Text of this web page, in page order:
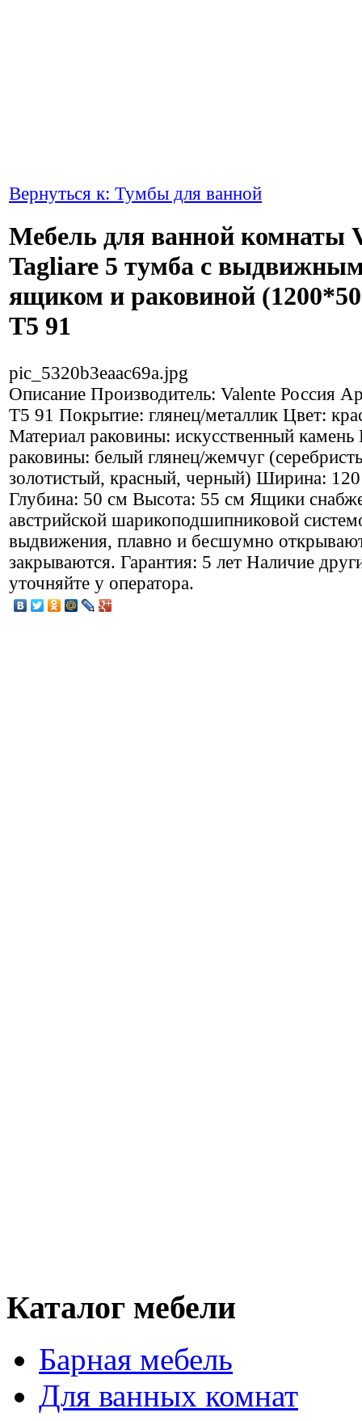
Вернуться к: Тумбы для ванной
Мебель для ванной комнаты
Tagliare 5 тумба с
ящиком и раковиной
Т5 91
pic_5320b3eaac69a.jpg
Описание Производитель: Valente Россия
Т5 91 Покрытие: глянец/металлик Цвет:
Материал раковины: искусственный камень
раковины: белый глянец/жемчуг
золотистый, красный, черный) Ширина:
Глубина: 50 см Высота: 55 см Ящики
австрийской шарикоподшипниковой
выдвижения, плавно и бесшумно
закрываются. Гарантия: 5 лет Наличие
уточняйте у оператора.
Каталог мебели
Барная мебель
Для ванных комнат